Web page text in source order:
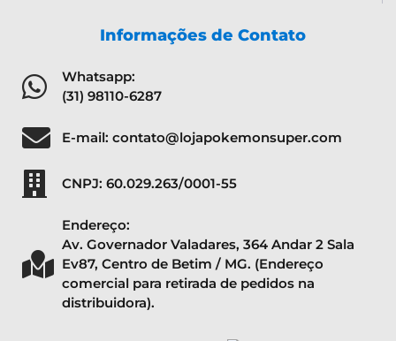
Informações de Contato
Whatsapp:
(31) 98110-6287
E-mail: contato@lojapokemonsuper.com
CNPJ: 60.029.263/0001-55
Endereço:
Av. Governador Valadares, 364 Andar 2 Sala
Ev87, Centro de Betim / MG. (Endereço
comercial para retirada de pedidos na
distribuidora).